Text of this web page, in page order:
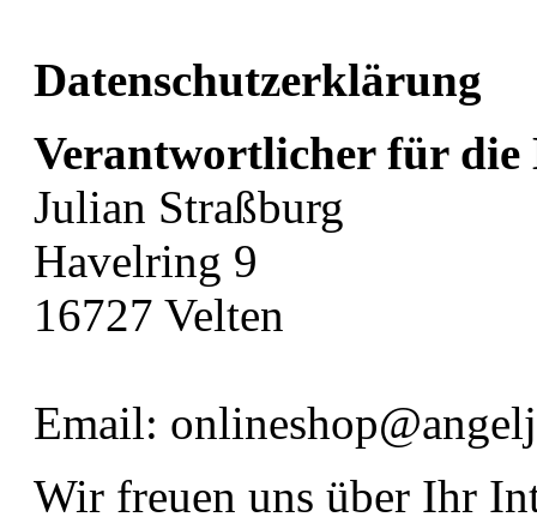
Datenschutzerklärung
Verantwortlicher für die
Julian Straßburg
Havelring 9
16727 Velten
Email:
Wir freuen uns über Ihr